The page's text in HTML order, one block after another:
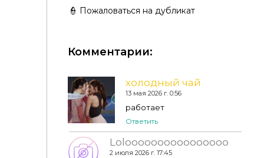
Пижама - Polo Bear PJ Set
👮 Пожаловаться на дубликат
Комментарии:
холодный чай
13 мая 2026 г. 0:56
работает
Ответить
Loloooooooooooooooo
2 июля 2026 г. 17:45